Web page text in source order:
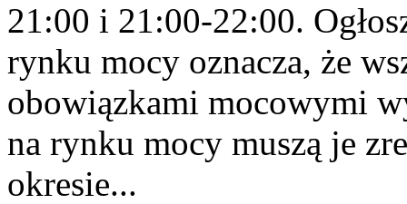
21:00 i 21:00-22:00.
rynku mocy oznacza, że
obowiązkami mocowymi
na rynku mocy muszą je
okresie...